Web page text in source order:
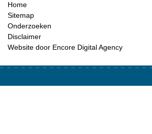
Home
Sitemap
Onderzoeken
Disclaimer
Website door Encore Digital Agency